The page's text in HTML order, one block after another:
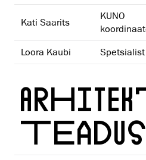
Kati Saarits
KUNO
Loora Kaubi Spetsialist